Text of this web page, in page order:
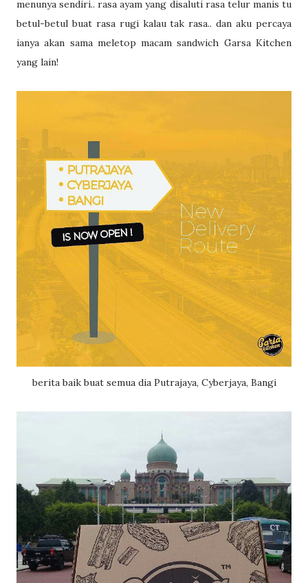
menunya sendiri.. rasa ayam yang disaluti rasa telur manis tu
betul-betul buat rasa rugi kalau tak rasa.. dan aku percaya
ianya akan sama meletop macam sandwich Garsa Kitchen
yang lain!
berita baik buat semua dia Putrajaya, Cyberjaya, Bangi